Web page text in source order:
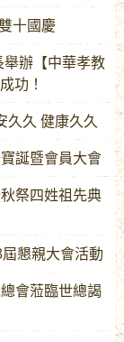
十國慶
辦【中華孝教
功！
久久 健康久久
誕暨會員大會
祭四姓祖先典
懇親大會活動
會蒞臨世總謁